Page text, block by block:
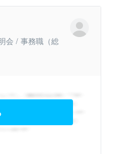
会 / 事務職（総